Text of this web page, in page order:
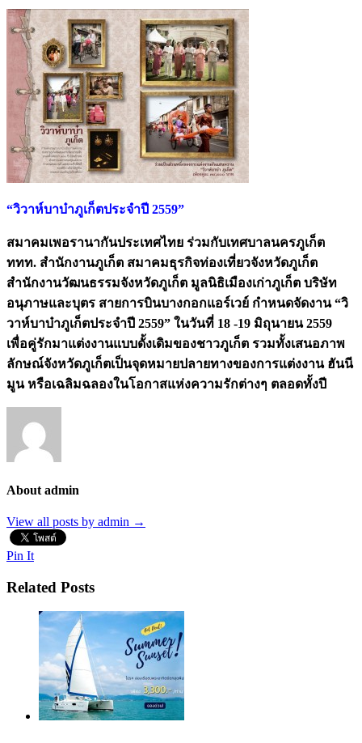
“วิวาห์บาบ๋าภูเก็ตประจำปี 2559”
สมาคมเพอรานากันประเทศไทย ร่วมกับเทศบาลนครภูเก็ต
ททท. สำนักงานภูเก็ต สมาคมธุรกิจท่องเที่ยวจังหวัดภูเก็ต
สำนักงานวัฒนธรรมจังหวัดภูเก็ต มูลนิธิเมืองเก่าภูเก็ต บริษัท
อนุภาษและบุตร สายการบินบางกอกแอร์เวย์ กำหนดจัดงาน “วิ
วาห์บาบ๋าภูเก็ตประจำปี 2559” ในวันที่ 18 -19 มิถุนายน 2559
เพื่อคู่รักมาแต่งงานแบบดั้งเดิมของชาวภูเก็ต รวมทั้งเสนอภาพ
ลักษณ์จังหวัดภูเก็ตเป็นจุดหมายปลายทางของการแต่งงาน ฮันนี
มูน หรือเฉลิมฉลองในโอกาสแห่งความรักต่างๆ ตลอดทั้งปี
About admin
View all posts by admin →
Pin It
Related Posts